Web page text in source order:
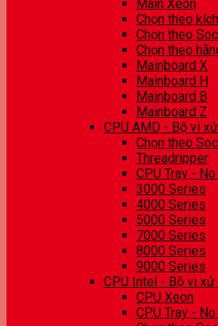
Main Xeon
Chọn theo
Chọn theo
Chọn theo
Mainboard X
Mainboard H
Mainboard B
Mainboard Z
CPU AMD - Bộ vi
Chọn theo
Threadripper
CPU Tray -
3000 Series
4000 Series
5000 Series
7000 Series
8000 Series
9000 Series
CPU Intel - Bộ vi
CPU Xeon
CPU Tray -